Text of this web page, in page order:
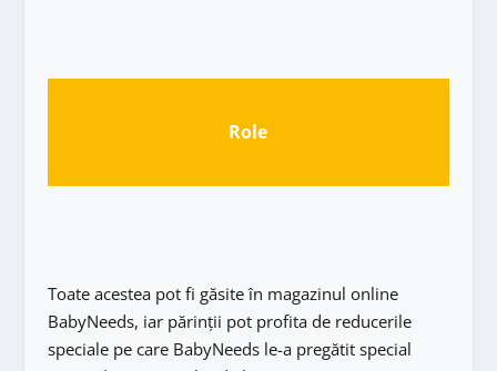
Role
Toate acestea pot fi găsite în magazinul online
BabyNeeds, iar părinții pot profita de reducerile
speciale pe care BabyNeeds le-a pregătit special